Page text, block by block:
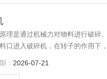
理是通过机械力对物料进行破碎
口进入破碎机，在转子的作用下
： 2026-07-21